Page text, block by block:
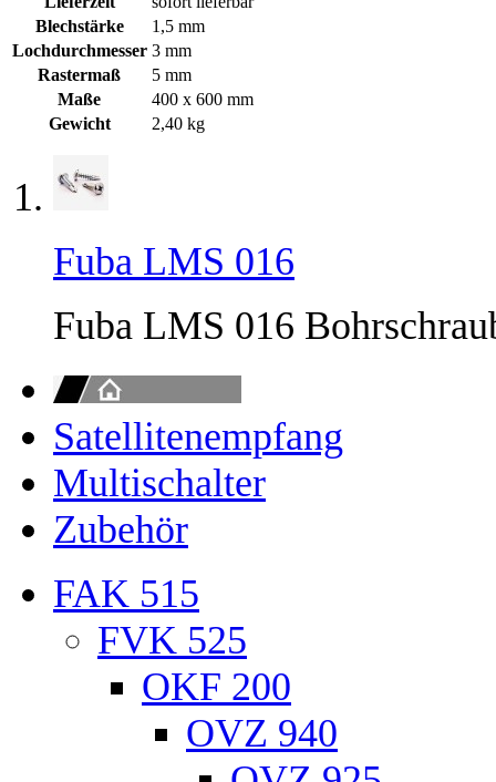
Blechstärke
1,5 mm
Lochdurchmesser 3 mm
Rastermaß
5 mm
Maße
400 x 600 mm
Gewicht
2,40 kg
Fuba LMS 016
Fuba LMS 016
Satellitenempfang
Multischalter
Zubehör
FAK 515
FVK 525
OKF 200
OVZ 940